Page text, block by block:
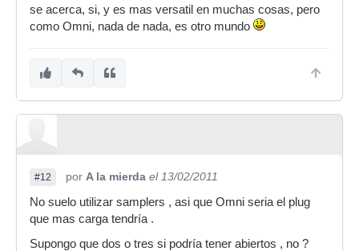
se acerca, si, y es mas versatil en muchas cosas, pero
como Omni, nada de nada, es otro mundo
#12 por A la mierda el 13/02/2011
No suelo utilizar samplers , asi que Omni seria el plug
que mas carga tendría .
Supongo que dos o tres si podría tener abiertos , no ?